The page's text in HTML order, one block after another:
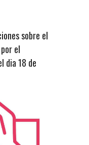
sobre el
el
dia 18 de